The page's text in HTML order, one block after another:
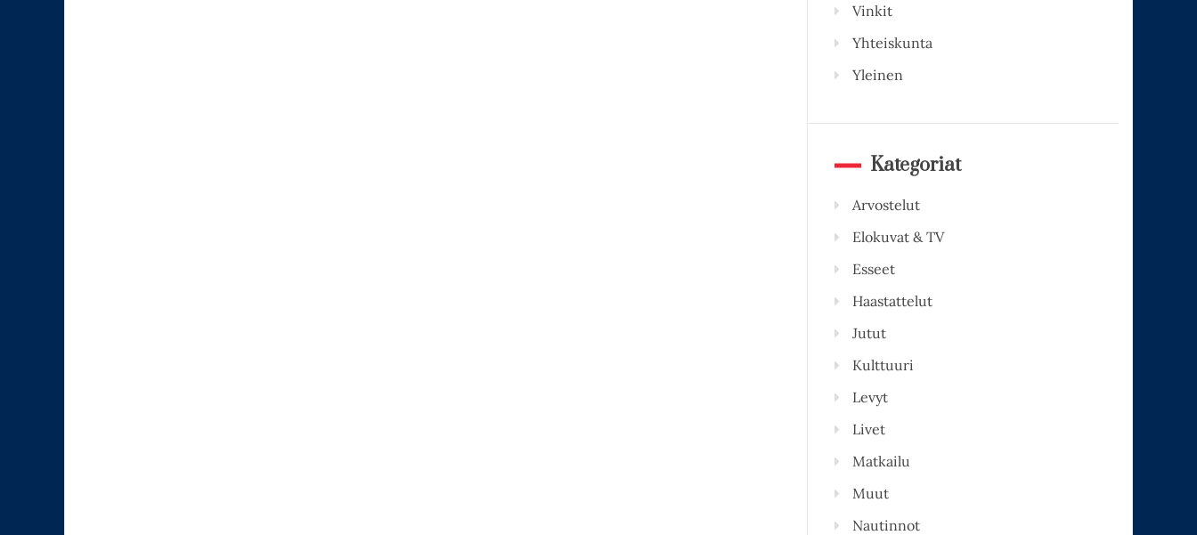
Vinkit
Yhteiskunta
Yleinen
Kategoriat
Arvostelut
Elokuvat & TV
Esseet
Haastattelut
Jutut
Kulttuuri
Levyt
Livet
Matkailu
Muut
Nautinnot